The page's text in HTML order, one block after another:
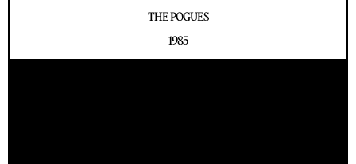
THE POGUES
1985